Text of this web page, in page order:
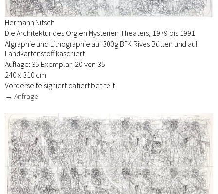
Hermann Nitsch
Die Architektur des Orgien Mysterien Theaters, 1979 bis 1991
Algraphie und Lithographie auf 300g BFK Rives Bütten und auf
Landkartenstoff kaschiert
Auflage: 35 Exemplar: 20 von 35
240 x 310 cm
Vorderseite signiert datiert betitelt
→ Anfrage